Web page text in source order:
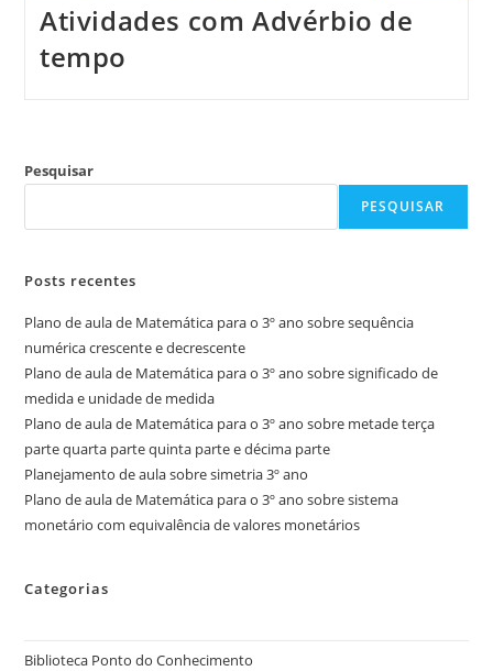
Atividades com Advérbio de
tempo
Pesquisar
PESQUISAR
Posts recentes
Plano de aula de Matemática para o 3º ano sobre sequência
numérica crescente e decrescente
Plano de aula de Matemática para o 3º ano sobre significado de
medida e unidade de medida
Plano de aula de Matemática para o 3º ano sobre metade terça
parte quarta parte quinta parte e décima parte
Planejamento de aula sobre simetria 3º ano
Plano de aula de Matemática para o 3º ano sobre sistema
monetário com equivalência de valores monetários
Categorias
Biblioteca Ponto do Conhecimento